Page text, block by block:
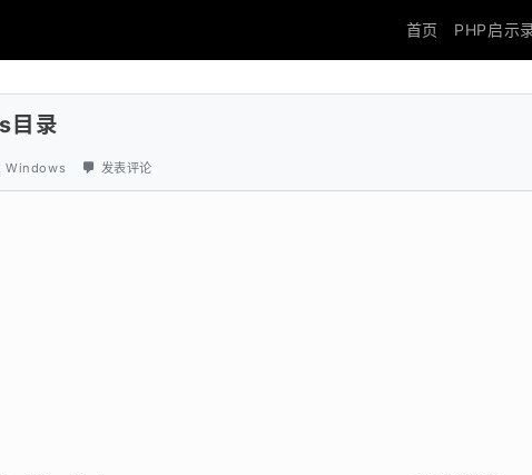
首页 PHP启示
目录
,Windows 发表评论